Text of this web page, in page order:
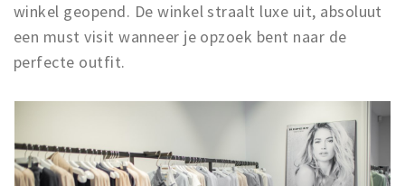
winkel geopend. De winkel straalt luxe uit, absoluut
een must visit wanneer je opzoek bent naar de
perfecte outfit.